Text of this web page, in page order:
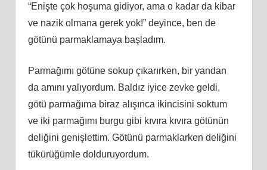
“Enişte çok hoşuma gidiyor, ama o kadar da kibar
ve nazik olmana gerek yok!” deyince, ben de
götünü parmaklamaya başladım.
Parmağımı götüne sokup çıkarırken, bir yandan
da amını yalıyordum. Baldız iyice zevke geldi,
götü parmağıma biraz alışınca ikincisini soktum
ve iki parmağımı burgu gibi kıvıra kıvıra götünün
deliğini genişlettim. Götünü parmaklarken deliğini
tükürüğümle dolduruyordum.